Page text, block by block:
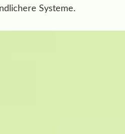
Systeme.